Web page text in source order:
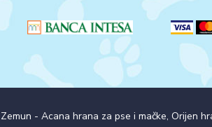
- Acana hrana za pse i mačke, Orijen